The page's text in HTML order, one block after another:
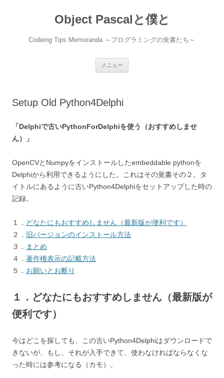
Object Pascalと僕と
Codeing Tips Memoranda ～プログラミングの覚書たち～
メニュー
Setup Old Python4Delphi
「Delphiで古いPythonForDelphiを使う（おすすめしませ
ん）」
OpenCVとNumpyをインストールしたembeddable pythonを
Delphiから利用できるようにした。これはその覚書その２。タ
イトルにあるように古いPython4Delphiをセットアップした時の
記録。
１． どなたにもおすすめしません（最新版が便利です）
２．
旧バージョンのインストール方法
３． まとめ
４． 著作権表示の記載方法
５． お願いとお断り
１．どなたにもおすすめしません（最新版が
便利です）
今はどこを探しても、この古いPython4Delphiはダウンロードで
きないが、もし、それが入手できて、使わなければならなくな
った時には参考になる（カモ）。